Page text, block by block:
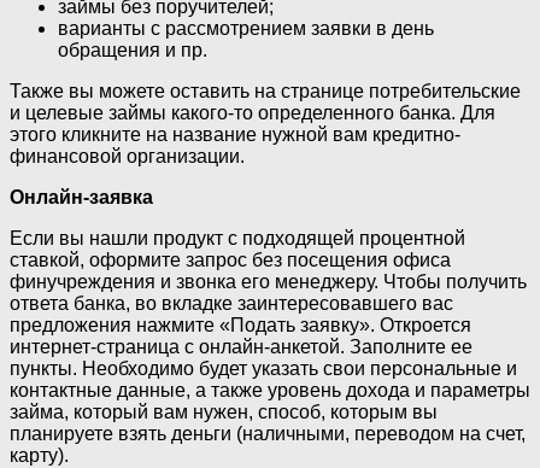
займы без поручителей;
варианты с рассмотрением заявки в день
обращения и пр.
Также вы можете оставить на странице потребительские
и целевые займы какого-то определенного банка. Для
этого кликните на название нужной вам кредитно-
финансовой организации.
Онлайн-заявка
Если вы нашли продукт с подходящей процентной
ставкой, оформите запрос без посещения офиса
финучреждения и звонка его менеджеру. Чтобы получить
ответа банка, во вкладке заинтересовавшего вас
предложения нажмите «Подать заявку». Откроется
интернет-страница с онлайн-анкетой. Заполните ее
пункты. Необходимо будет указать свои персональные и
контактные данные, а также уровень дохода и параметры
займа, который вам нужен, способ, которым вы
планируете взять деньги (наличными, переводом на счет,
карту).